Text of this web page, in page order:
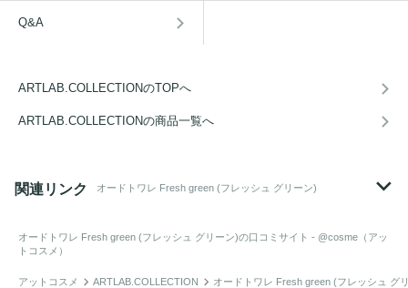
Q&A
ARTLAB.COLLECTIONのTOPへ
ARTLAB.COLLECTIONの商品一覧へ
関連リンク オードトワレ Fresh green (フレッシュ グリーン)
オードトワレ Fresh green (フレッシュ グリーン)の口コミサイト - @cosme（アッ
トコスメ）
アットコスメ ARTLAB.COLLECTION オードトワレ Fresh green (フレッシュ グ